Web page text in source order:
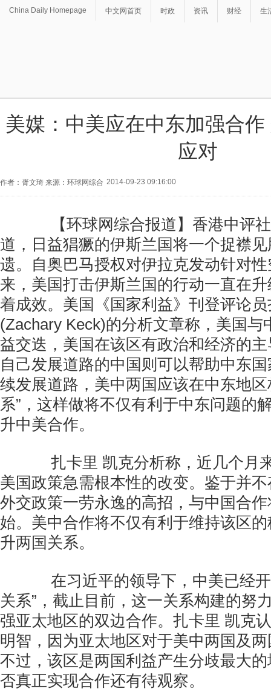
China Daily Homepage 中文网首页 时政 资讯 财经 生
美媒：中美应在中东加强合
应对
作者：胥文琦 来源：环球网综合 2014-09-23 09:16:00
【环球网综合报道】香港中评社
道，日益猖獗的伊斯兰国将一个捉襟
遗。自奥巴马授权对伊拉克发动针对
来，美国打击伊斯兰国的行动一直在
着成效。美国《国家利益》刊登评论
(Zachary Keck)的分析文章称，美国与
益交迭，美国在该区有政治和经济的
自己发展道路的中国则可以帮助中东
续发展道路，美中两国应该在中东地
系”，这样做将不仅有利于中东问题的
升中美合作。
扎卡里 凯克分析称，近几个月
美国政策急需根本性的改变。鉴于并
外交政策一劳永逸的高招，与中国合
始。美中合作将不仅有利于维持该区
升两国关系。
在习近平的领导下，中美已经开
关系”，截止目前，这一关系构建的努
强亚太地区的双边合作。扎卡里 凯克
明智，因为亚太地区对于美中两国及
不过，该区是两国利益产生分歧最大
否真正实现合作还有待观察。